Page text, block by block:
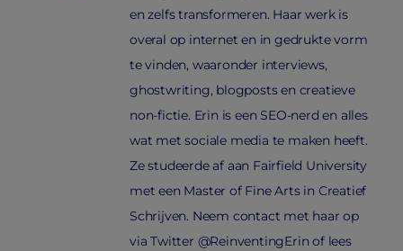
en zelfs transformeren. Haar werk is
overal op internet en in gedrukte vorm
te vinden, waaronder interviews,
ghostwriting, blogposts en creatieve
non-fictie. Erin is een SEO-nerd en alles
wat met sociale media te maken heeft.
Ze studeerde af aan Fairfield University
met een Master of Fine Arts in Creatief
Schrijven. Neem contact met haar op
via Twitter @ReinventingErin of lees